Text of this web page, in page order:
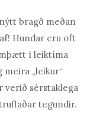
bragð meðan
Hundar eru oft
í leiktíma
„leikur“
verið sérstaklega
tegundir.